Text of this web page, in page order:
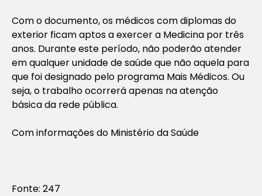
Com o documento, os médicos com diplomas do
exterior ficam aptos a exercer a Medicina por três
anos. Durante este período, não poderão atender
em qualquer unidade de saúde que não aquela para
que foi designado pelo programa Mais Médicos. Ou
seja, o trabalho ocorrerá apenas na atenção
básica da rede pública.
Com informações do Ministério da Saúde
Fonte: 247